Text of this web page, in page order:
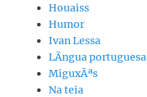
Houaiss
Humor
Ivan Lessa
LÃ­ngua portuguesa
MiguxÃªs
Na teia